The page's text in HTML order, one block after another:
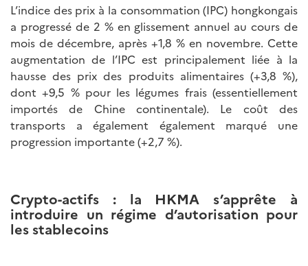
L’indice des prix à la consommation (IPC) hongkongais
a progressé de 2 % en glissement annuel au cours de
mois de décembre, après +1,8 % en novembre. Cette
augmentation de l’IPC est principalement liée à la
hausse des prix des produits alimentaires (+3,8 %),
dont +9,5 % pour les légumes frais (essentiellement
importés de Chine continentale). Le coût des
transports a également également marqué une
progression importante (+2,7 %).
Crypto-actifs : la HKMA s’apprête à
introduire un régime d’autorisation pour
les stablecoins